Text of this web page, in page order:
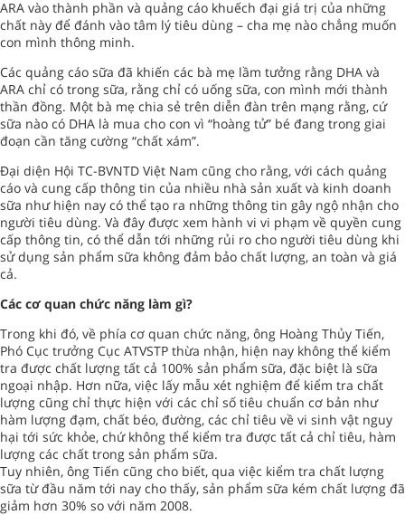
ARA vào thành phần và quảng cáo khuếch đại giá trị của những
chất này để đánh vào tâm lý tiêu dùng – cha mẹ nào chẳng muốn
con mình thông minh.
Các quảng cáo sữa đã khiến các bà mẹ lầm tưởng rằng DHA và
ARA chỉ có trong sữa, rằng chỉ có uống sữa, con mình mới thành
thần đồng. Một bà mẹ chia sẻ trên diễn đàn trên mạng rằng, cứ
sữa nào có DHA là mua cho con vì “hoàng tử” bé đang trong giai
đoạn cần tăng cường “chất xám”.
Đại diện Hội TC-BVNTD Việt Nam cũng cho rằng, với cách quảng
cáo và cung cấp thông tin của nhiều nhà sản xuất và kinh doanh
sữa như hiện nay có thể tạo ra những thông tin gây ngộ nhận cho
người tiêu dùng. Và đây được xem hành vi vi phạm về quyền cung
cấp thông tin, có thể dẫn tới những rủi ro cho người tiêu dùng khi
sử dụng sản phẩm sữa không đảm bảo chất lượng, an toàn và giá
cả.
Các cơ quan chức năng làm gì?
Trong khi đó, về phía cơ quan chức năng, ông Hoàng Thủy Tiến,
Phó Cục trưởng Cục ATVSTP thừa nhận, hiện nay không thể kiểm
tra được chất lượng tất cả 100% sản phẩm sữa, đặc biệt là sữa
ngoại nhập. Hơn nữa, việc lấy mẫu xét nghiệm để kiểm tra chất
lượng cũng chỉ thực hiện với các chỉ số tiêu chuẩn cơ bản như
hàm lượng đạm, chất béo, đường, các chỉ tiêu về vi sinh vật nguy
hại tới sức khỏe, chứ không thể kiểm tra được tất cả chỉ tiêu, hàm
lượng các chất trong sản phẩm sữa.
Tuy nhiên, ông Tiến cũng cho biết, qua việc kiểm tra chất lượng
sữa từ đầu năm tới nay cho thấy, sản phẩm sữa kém chất lượng đã
giảm hơn 30% so với năm 2008.